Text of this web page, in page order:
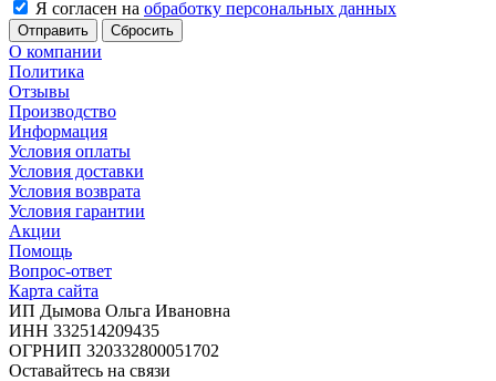
Я согласен на обработку персональных данных
Сбросить
О компании
Политика
Отзывы
Производство
Информация
Условия оплаты
Условия доставки
Условия возврата
Условия гарантии
Акции
Помощь
Вопрос-ответ
Карта сайта
ИП Дымова Ольга Ивановна
ИНН 332514209435
ОГРНИП 320332800051702
Оставайтесь на связи